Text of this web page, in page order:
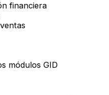
financiera
módulos GID